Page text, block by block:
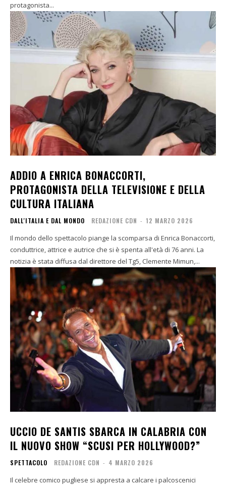
protagonista...
ADDIO A ENRICA BONACCORTI,
PROTAGONISTA DELLA TELEVISIONE E DELLA
CULTURA ITALIANA
DALL'ITALIA E DAL MONDO REDAZIONE CDN - 12 MARZO 2026
Il mondo dello spettacolo piange la scomparsa di Enrica Bonaccorti,
conduttrice, attrice e autrice che si è spenta all'età di 76 anni. La
notizia è stata diffusa dal direttore del Tg5, Clemente Mimun,...
UCCIO DE SANTIS SBARCA IN CALABRIA CON
IL NUOVO SHOW “SCUSI PER HOLLYWOOD?”
SPETTACOLO REDAZIONE CDN - 4 MARZO 2026
Il celebre comico pugliese si appresta a calcare i palcoscenici